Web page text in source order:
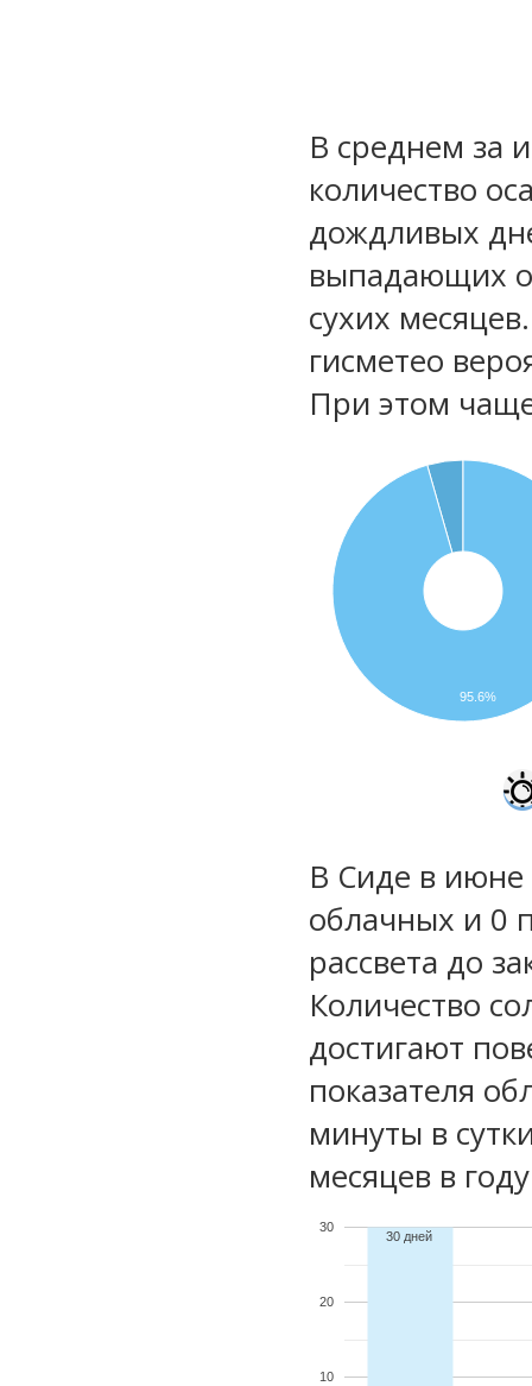
В среднем за
количество
дождливых
выпадающих
сухих
гисметео
При этом
95.6%
В Сиде в июне
облачных и 0
рассвета до
Количество
достигают
показателя
минуты в
месяцев в
10
20
30
30 дней